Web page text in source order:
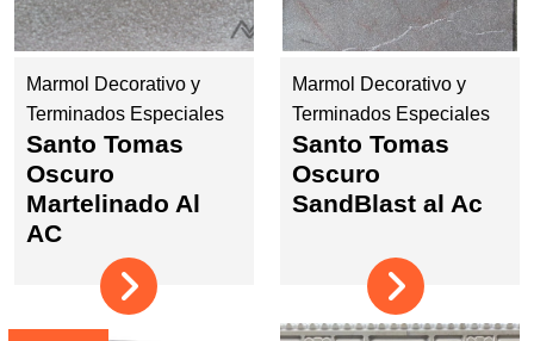
Marmol Decorativo y
Terminados Especiales
Santo Tomas
Oscuro
Martelinado Al
AC
Marmol Decorativo y
Terminados Especiales
Santo Tomas
Oscuro
SandBlast al Ac